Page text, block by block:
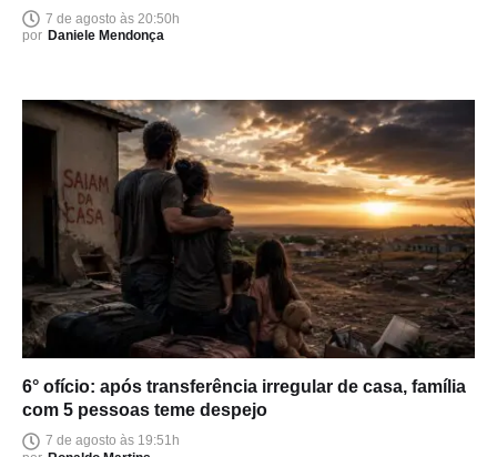
política
7 de agosto às 20:50h
por Daniele Mendonça
6° ofício: após transferência irregular de casa, família
com 5 pessoas teme despejo
7 de agosto às 19:51h